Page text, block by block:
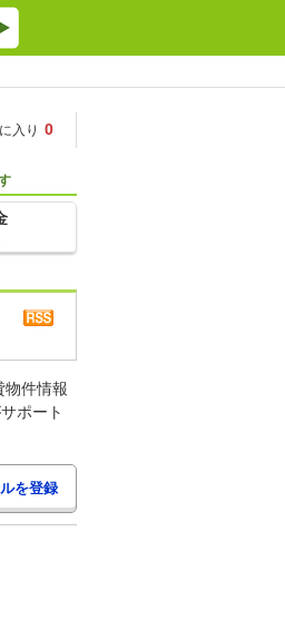
入り 0
物件情報
ポート